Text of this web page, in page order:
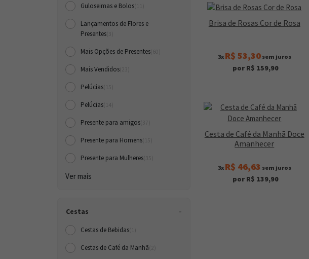
Guloseimas e Bolos
Lançamentos de Flores e
Presentes
Mais Opções de Presentes
Mais Vendidos
Pelúcias
Pelúcias
Presente para amigos
Presente para Homens
Presente para Mulheres
Ver mais
Cestas
Cestas de Bebidas
Cestas de Café da Manh
Brisa de Rosas Cor de Rosa
3x R$ 53,30sem juros
por R$ 159,90
Cesta de Café da Manhã Doce
Amanhecer
3x R$ 46,63 sem juros
por R$ 139,90